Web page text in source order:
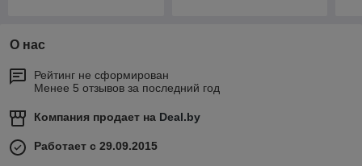
О нас
Рейтинг не сформирован
Менее 5 отзывов за последний год
Компания продает на Deal.by
Работает с 29.09.2015